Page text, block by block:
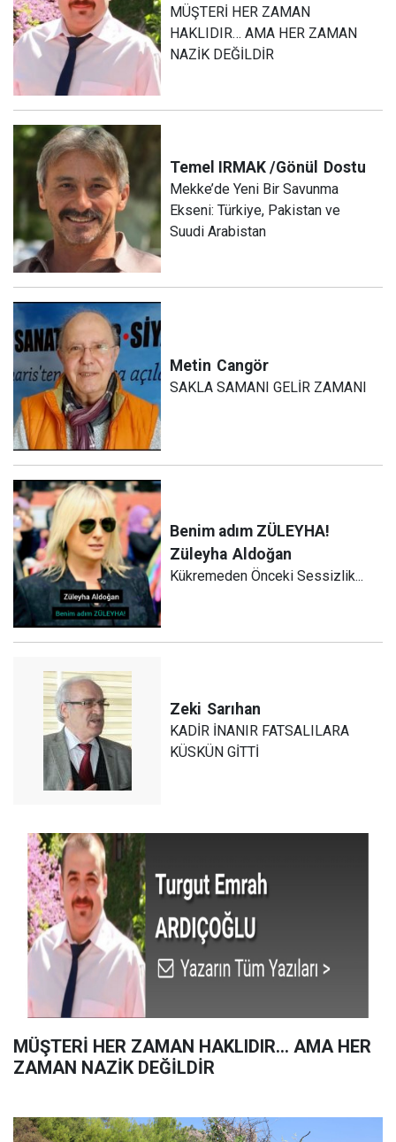
MÜŞTERİ HER ZAMAN
HAKLIDIR… AMA HER ZAMAN
NAZİK DEĞİLDİR
Temel IRMAK /Gönül Dostu
Mekke’de Yeni Bir Savunma
Ekseni: Türkiye, Pakistan ve
Suudi Arabistan
Metin Cangör
SAKLA SAMANI GELİR ZAMANI
Benim adım ZÜLEYHA!
Züleyha Aldoğan
Kükremeden Önceki Sessizlik...
Zeki Sarıhan
KADİR İNANIR FATSALILARA
KÜSKÜN GİTTİ
MÜŞTERİ HER ZAMAN HAKLIDIR… AMA HER
ZAMAN NAZİK DEĞİLDİR